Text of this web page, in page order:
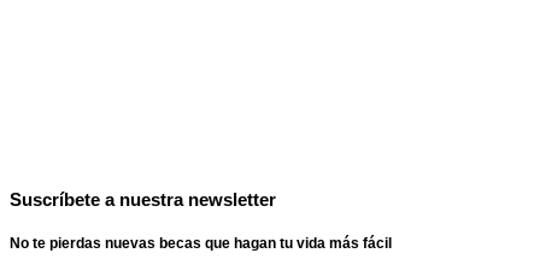
Suscríbete a nuestra newsletter
No te pierdas nuevas becas que hagan tu vida más fácil